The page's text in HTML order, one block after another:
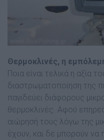
Θερµοκλινές, η
Ποια είναι τελικά η αξία
διαστρωµατοποίηση της
παγιδεύει διάφορους
θερµοκλινές. Αφού
αιώρησή τους λόγω της
έχουν, και δε µπορούν να